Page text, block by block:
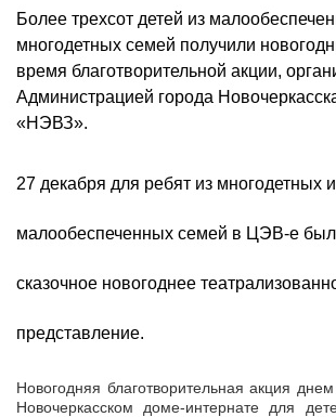
Более трехсот детей из
многодетных семей получили
время благотворительной акции,
Администрацией города
«НЭВЗ».
27 декабря для ребят из многодетных и
малообеспеченных семей в ЦЭВ-е
сказочное новогоднее
представление.
Новогодняя благотворительная акция
Новочеркасском доме-интернате для